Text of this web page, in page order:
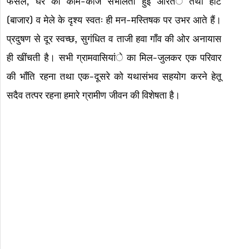
(बाजार) व मेले के दृश्य स्वतः ही मन-मस्तिषक पर उभर आते हैं।
प्रदुषण से दूर स्वच्छ, सुगंधित व ताजी हवा गाँव की ओर अनायास
ही खींचती है। सभी ग्रामवासियांे का मिल-जुलकर एक परिवार
की भाँति रहना तथा एक-दूसरे को यथासंभव सहयोग करने हेतू
सदैव तत्पर रहना हमारे ग्रामीण जीवन की विशेषता है।